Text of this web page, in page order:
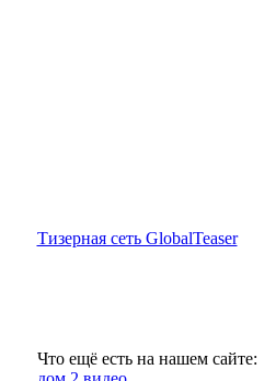
Тизерная сеть GlobalTeaser
Что ещё есть на нашем сайте: